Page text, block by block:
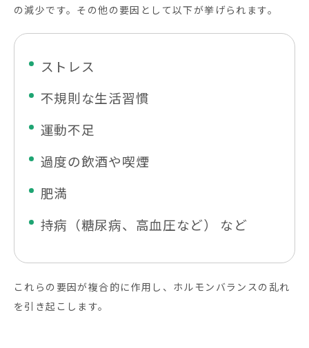
の減少です。その他の要因として以下が挙げられます。
ストレス
不規則な生活習慣
運動不足
過度の飲酒や喫煙
肥満
持病（糖尿病、高血圧など） など
これらの要因が複合的に作用し、ホルモンバランスの乱れ
を引き起こします。